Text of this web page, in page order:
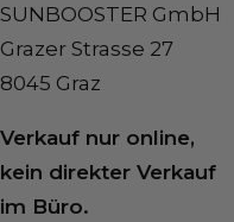
SUNBOOSTER GmbH
Grazer Strasse 27
8045 Graz
Verkauf nur online,
kein direkter Verkauf
im Büro.